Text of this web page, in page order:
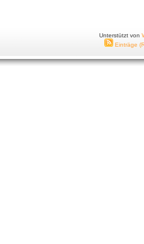
Unterstützt von
Einträge